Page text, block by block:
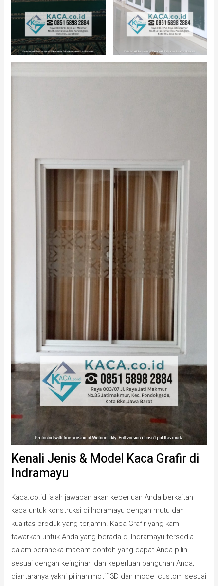
Kenali Jenis & Model Kaca Grafir di
Indramayu
Kaca.co.id ialah jawaban akan keperluan Anda berkaitan
kaca untuk konstruksi di Indramayu dengan mutu dan
kualitas produk yang terjamin. Kaca Grafir yang kami
tawarkan untuk Anda yang berada di Indramayu tersedia
dalam beraneka macam contoh yang dapat Anda pilih
sesuai dengan keinginan dan keperluan bangunan Anda,
diantaranya yakni pilihan motif 3D dan model custom sesuai